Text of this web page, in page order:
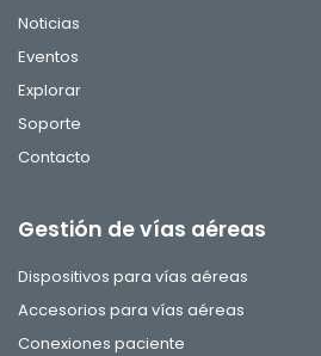
Noticias
Eventos
Explorar
Soporte
Contacto
Gestión de vías aéreas
Dispositivos para vías aéreas
Accesorios para vías aéreas
Conexiones paciente